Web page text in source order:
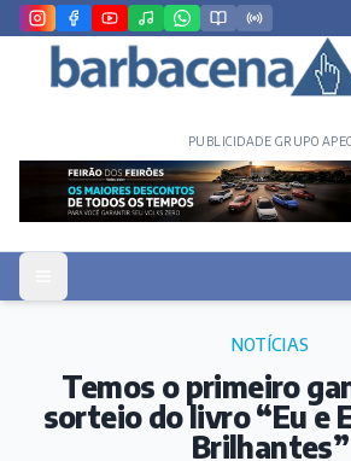
PUBLICIDADE GRUPO APEC
NOTÍCIAS
Temos o primeiro
sorteio do livro “Eu e
Brilhantes”